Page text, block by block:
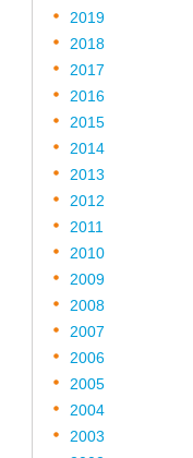
2019
2018
2017
2016
2015
2014
2013
2012
2011
2010
2009
2008
2007
2006
2005
2004
2003